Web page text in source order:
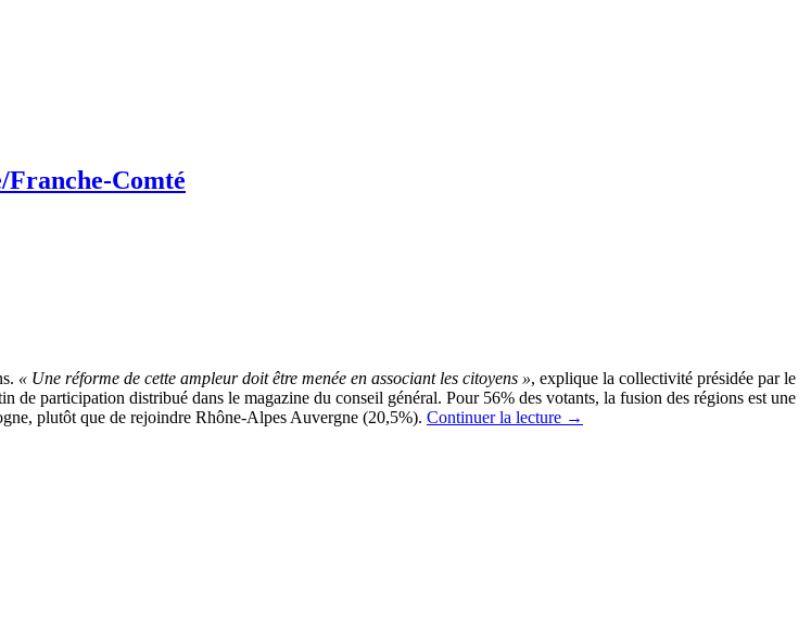
Franche-Comté
« Une réforme de cette ampleur doit être menée en associant les citoyens », explique la collectivité présidée par le
de participation distribué dans le magazine du conseil général. Pour 56% des votants, la fusion des régions est une
plutôt que de rejoindre Rhône-Alpes Auvergne (20,5%). Continuer la lecture →